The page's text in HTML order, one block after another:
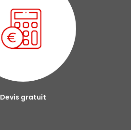
Devis gratuit